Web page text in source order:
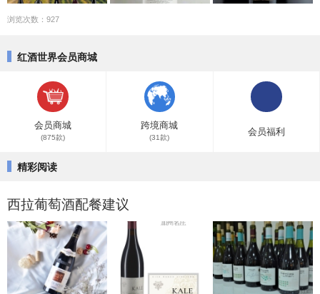
浏览次数：927
红酒世界会员商城
会员商城
(875款)
跨境商城
(31款)
会员福利
精彩阅读
西拉葡萄酒配餐建议